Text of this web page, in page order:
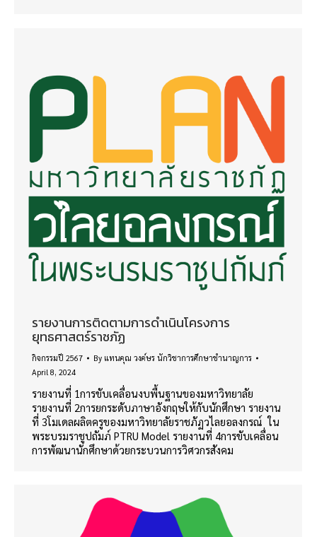
รายงานการติดตามการดำเนินโครงการ
ยุทธศาสตร์ราชภัฏ
กิจกรรมปี 2567 By แทนคุณ วงค์ษร นักวิชาการศึกษาชำนาญการ
April 8, 2024
รายงานที่ 1การขับเคลื่อนงบพื้นฐานของมหาวิทยาลัย
รายงานที่ 2การยกระดับภาษาอังกฤษให้กับนักศึกษา รายงาน
ที่ 3โมเดลผลิตครูของมหาวิทยาลัยราชภัฏวไลยอลงกรณ์ ใน
พระบรมราชูปถัมภ์ PTRU Model รายงานที่ 4การขับเคลื่อน
การพัฒนานักศึกษาด้วยกระบวนการวิศวกรสังคม